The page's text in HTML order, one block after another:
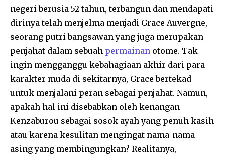
negeri berusia 52 tahun, terbangun dan mendapati
dirinya telah menjelma menjadi Grace Auvergne,
seorang putri bangsawan yang juga merupakan
penjahat dalam sebuah permainan otome. Tak
ingin mengganggu kebahagiaan akhir dari para
karakter muda di sekitarnya, Grace bertekad
untuk menjalani peran sebagai penjahat. Namun,
apakah hal ini disebabkan oleh kenangan
Kenzaburou sebagai sosok ayah yang penuh kasih
atau karena kesulitan mengingat nama-nama
asing yang membingungkan? Realitanya,